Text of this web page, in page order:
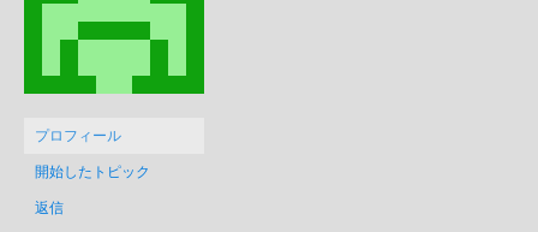
プロフィール
開始したトピック
返信